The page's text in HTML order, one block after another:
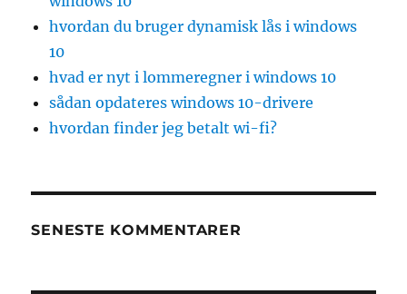
hvordan du bruger dynamisk lås i windows
10
hvad er nyt i lommeregner i windows 10
sådan opdateres windows 10-drivere
hvordan finder jeg betalt wi-fi?
SENESTE KOMMENTARER